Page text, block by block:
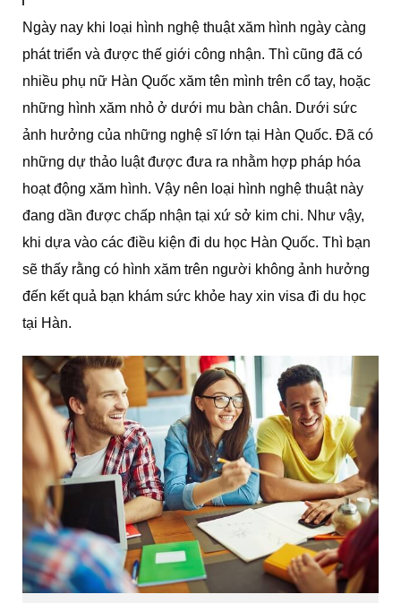
Ngày nay khi loại hình nghệ thuật xăm hình ngày càng
phát triển và được thế giới công nhận. Thì cũng đã có
nhiều phụ nữ Hàn Quốc xăm tên mình trên cổ tay, hoặc
những hình xăm nhỏ ở dưới mu bàn chân. Dưới sức
ảnh hưởng của những nghệ sĩ lớn tại Hàn Quốc. Đã có
những dự thảo luật được đưa ra nhằm hợp pháp hóa
hoạt động xăm hình. Vậy nên loại hình nghệ thuật này
đang dần được chấp nhận tại xứ sở kim chi. Như vậy,
khi dựa vào các điều kiện đi du học Hàn Quốc. Thì bạn
sẽ thấy rằng có hình xăm trên người không ảnh hưởng
đến kết quả bạn khám sức khỏe hay xin visa đi du học
tại Hàn.